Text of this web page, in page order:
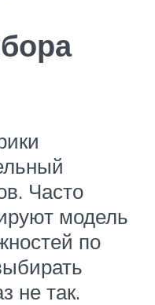
Часто
модель
по
не так.